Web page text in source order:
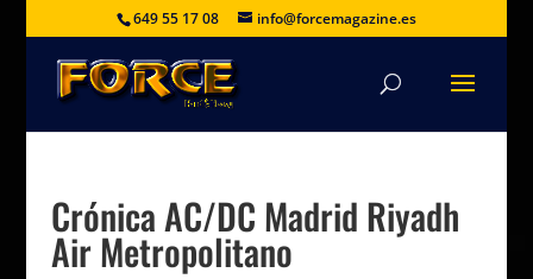
649 55 17 08 info@forcemagazine.es
Crónica AC/DC Madrid Riyadh
Air Metropolitano